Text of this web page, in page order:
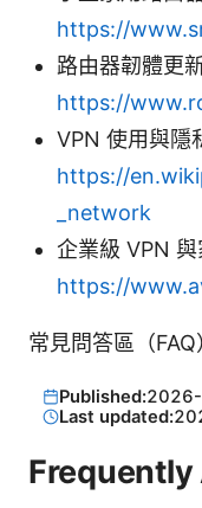
https://
路由器韌體更
https://
VPN 使用與隱
https://
_network
企業級 VPN
https://
常見問答區（FAQ
Published:
Last updated:
Frequently